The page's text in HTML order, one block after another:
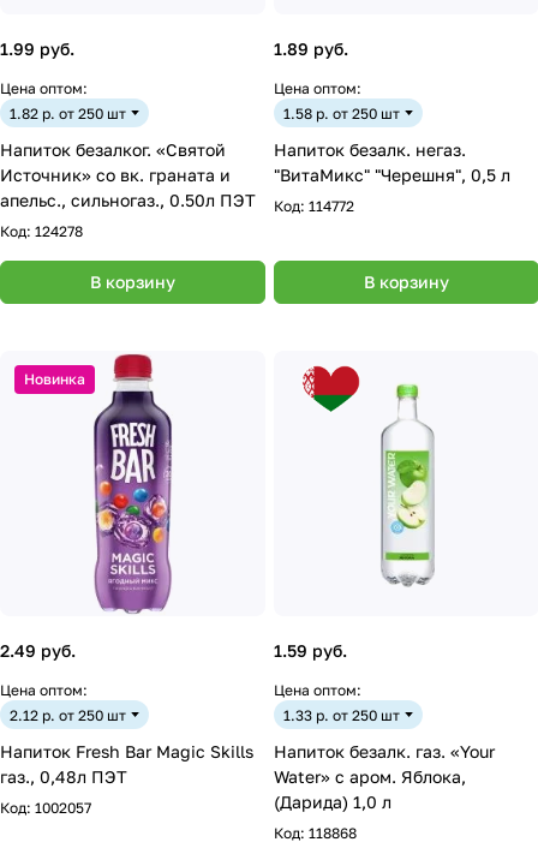
1.99 руб.
Цена оптом:
1.82 р. от 250 шт
Напиток безалког. «Святой
Источник» со вк. граната и
апельс., сильногаз., 0.50л ПЭТ
Код: 124278
В корзину
1.89 руб.
Цена оптом:
1.58 р. от 250 шт
Напиток безалк. негаз.
"ВитаМикс" "Черешня", 0,5 л
Код: 114772
В корзину
Новинка
2.49 руб.
Цена оптом:
2.12 р. от 250 шт
Напиток Fresh Bar Magic Skills
газ., 0,48л ПЭТ
Код: 1002057
1.59 руб.
Цена оптом:
1.33 р. от 250 шт
Напиток безалк. газ. «Your
Water» с аром. Яблока,
(Дарида) 1,0 л
Код: 118868